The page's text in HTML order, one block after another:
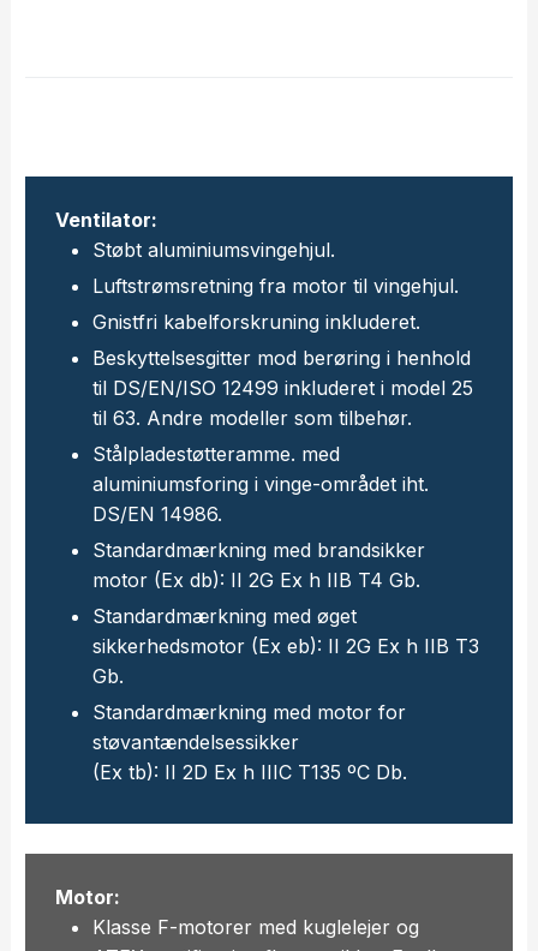
Ventilator:
Støbt aluminiumsvingehjul.
Luftstrømsretning fra motor til vingehjul.
Gnistfri kabelforskruning inkluderet.
Beskyttelsesgitter mod berøring i henhold
til DS/EN/ISO 12499 inkluderet i model 25
til 63. Andre modeller som tilbehør.
Stålpladestøtteramme. med
aluminiumsforing i vinge-området iht.
DS/EN 14986.
Standardmærkning med brandsikker
motor (Ex db): II 2G Ex h IIB T4 Gb.
Standardmærkning med øget
sikkerhedsmotor (Ex eb): II 2G Ex h IIB T3
Gb.
Standardmærkning med motor for
støvantændelsessikker
​(Ex tb): II 2D Ex h IIIC T135 ºC Db.
Motor:
Klasse F-motorer med kuglelejer og